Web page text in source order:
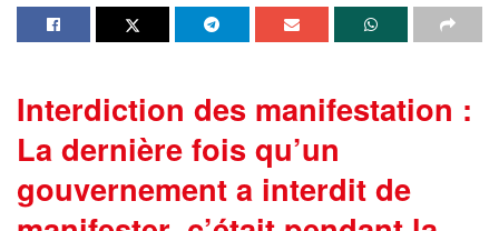
Interdiction des manifestation :
La dernière fois qu’un
gouvernement a interdit de